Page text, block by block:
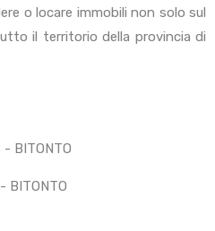
o locare immobili non solo sul
il territorio della provincia di
BITONTO
BITONTO